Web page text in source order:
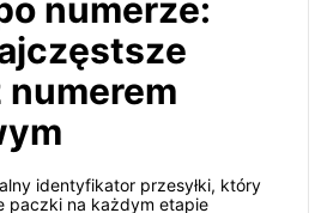
numerze:
numerem
identyfikator przesyłki, który
paczki na każdym etapie